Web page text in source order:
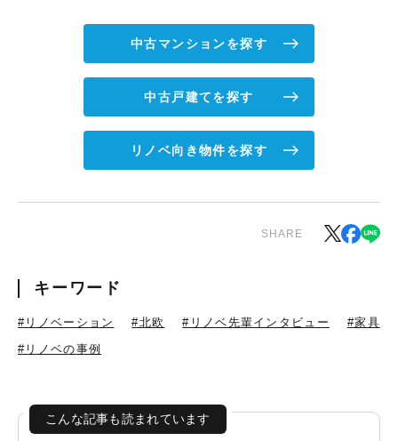
中古マンションを探す
中古戸建てを探す
リノベ向き物件を探す
SHARE
キーワード
#リノベーション #北欧 #リノベ先輩インタビュー
#家具
#リノベの事例
こんな記事も読まれています